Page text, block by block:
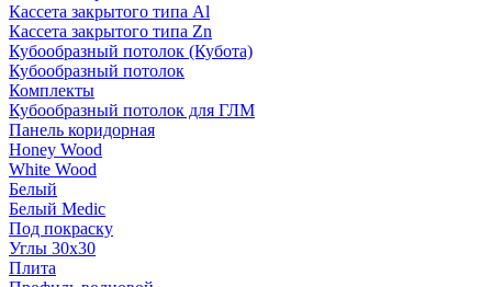
Кассета закрытого типа Al
Кассета закрытого типа Zn
Кубообразный потолок (Кубота)
Кубообразный потолок
Комплекты
Кубообразный потолок для ГЛМ
Панель коридорная
Honey Wood
White Wood
Белый
Белый Medic
Под покраску
Углы 30х30
Плита